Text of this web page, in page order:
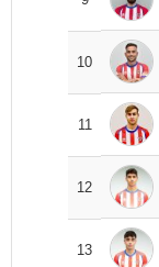
10
11
12
13